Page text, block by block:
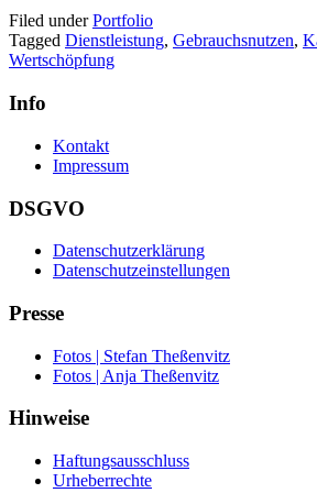
Filed underPortfolio
Tagged Dienstleistung, Gebrauchsnutzen,
Wertschöpfung
Info
Kontakt
Impressum
DSGVO
Datenschutzerklärung
Datenschutzeinstellungen
Presse
Fotos | Stefan Theßenvitz
Fotos | Anja Theßenvitz
Hinweise
Haftungsausschluss
Urheberrechte